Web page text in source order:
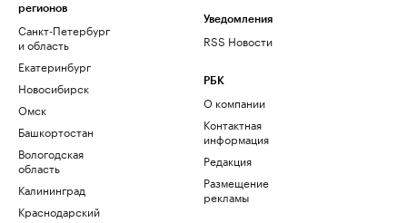
регионов
Санкт-Петербург
и область
Екатеринбург
Новосибирск
Омск
Башкортостан
Вологодская
область
Калининград
Краснодарский
Уведомления
RSS Новости
РБК
О компании
Контактная
информация
Редакция
Размещение
рекламы